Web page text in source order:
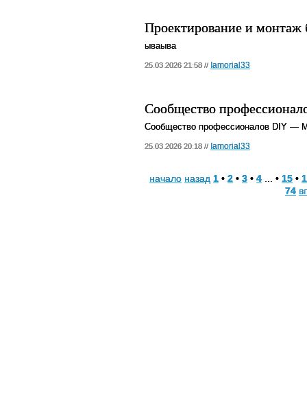
Проектирование и монтаж
ываыва
25.03.2026 21:58 // Iamorial33
Сообщество
Сообщество профессионалов DIY —
25.03.2026 20:18 // Iamorial33
начало назад 1 • 2 • 3 • 4 ... • 15 •
74